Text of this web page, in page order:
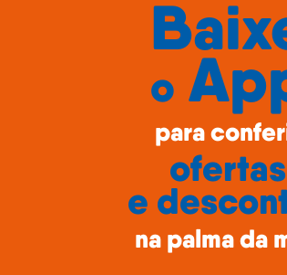
o
para
ofertas
e
na palma da